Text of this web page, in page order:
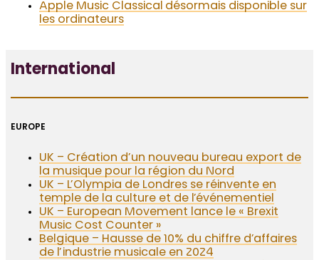
Apple Music Classical désormais disponible sur
les ordinateurs
International
EUROPE
UK – Création d’un nouveau bureau export de
la musique pour la région du Nord
UK – L’Olympia de Londres se réinvente en
temple de la culture et de l’événementiel
UK – European Movement lance le « Brexit
Music Cost Counter »
Belgique – Hausse de 10% du chiffre d’affaires
de l’industrie musicale en 2024